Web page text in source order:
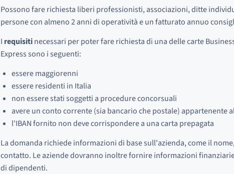
Possono fare richiesta liberi professionisti, associazioni, ditte
persone con almeno 2 anni di operatività e un fatturato annuo
I requisitinecessari per poter fare richiesta di una delle carte
Express sono i seguenti:
essere maggiorenni
essere residenti in Italia
non essere stati soggetti a procedure concorsuali
avere un conto corrente (sia bancario che postale) appartenente
l'IBAN fornito non deve corrispondere a una carta prepagata
La domanda richiede informazioni di base sull'azienda, come il
contatto. Le aziende dovranno inoltre fornire informazioni
di dipendenti.